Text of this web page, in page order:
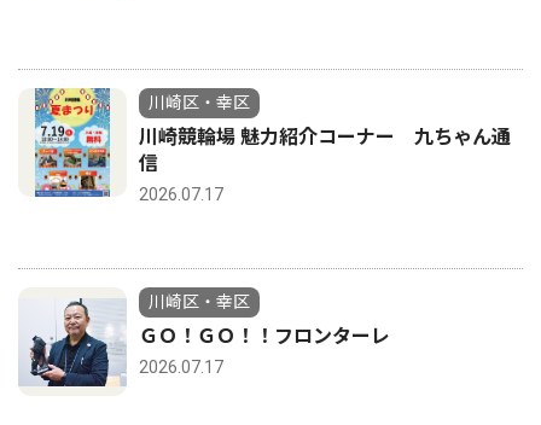
川崎区・幸区
川崎競輪場 魅力紹介コーナー 九ちゃん通
信
2026.07.17
川崎区・幸区
ＧＯ！ＧＯ！！フロンターレ
2026.07.17